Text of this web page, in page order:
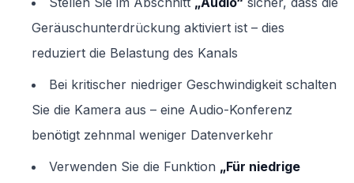
Geräuschunterdrückung aktiviert ist – dies
reduziert die Belastung des Kanals
Bei kritischer niedriger Geschwindigkeit schalten
Sie die Kamera aus – eine Audio-Konferenz
benötigt zehnmal weniger Datenverkehr
Verwenden Sie die Funktion „Für niedrige